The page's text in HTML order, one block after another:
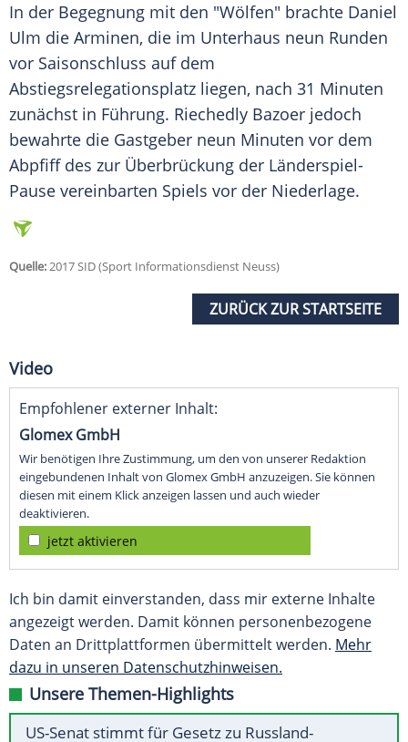
In der Begegnung mit den "Wölfen" brachte Daniel
Ulm die Arminen, die im Unterhaus neun Runden
vor Saisonschluss auf dem
Abstiegsrelegationsplatz liegen, nach 31 Minuten
zunächst in Führung. Riechedly Bazoer jedoch
bewahrte die Gastgeber neun Minuten vor dem
Abpfiff des zur Überbrückung der Länderspiel-
Pause vereinbarten Spiels vor der Niederlage.
Quelle:2017 SID (Sport Informationsdienst Neuss)
ZURÜCK ZUR STARTSEITE
Video
Empfohlener externer Inhalt:
Glomex GmbH
Wir benötigen Ihre Zustimmung, um den von unserer Redaktion
eingebundenen Inhalt von Glomex GmbH anzuzeigen. Sie können
diesen mit einem Klick anzeigen lassen und auch wieder
deaktivieren.
jetzt aktivieren
Ich bin damit einverstanden, dass mir externe Inhalte
angezeigt werden. Damit können personenbezogene
Daten an Drittplattformen übermittelt werden. Mehr
dazu in unseren Datenschutzhinweisen.
Unsere Themen-Highlights
US-Senat stimmt für Gesetz zu Russland-